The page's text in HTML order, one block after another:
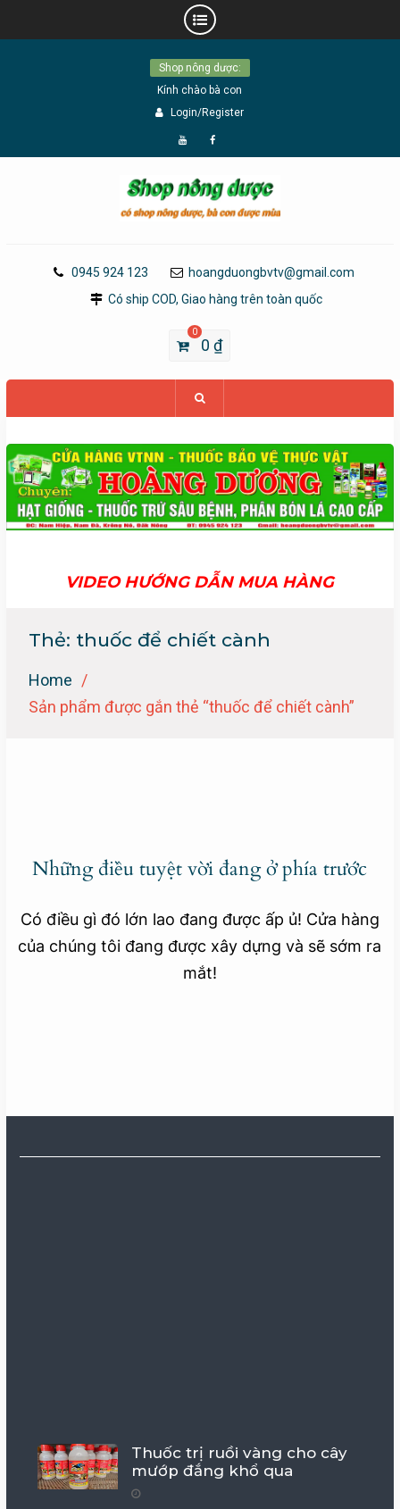
Shop nông dược:
Kính chào bà con
Login/Register
Đăng
YouTube
Page
0945 924 123
hoangduongbvtv@gmail.com
Có ship COD, Giao hàng trên toàn quốc
0
0₫
VIDEO HƯỚNG DẪN MUA HÀNG
Thẻ: thuốc để chiết cành
Home
Sản phẩm được gắn thẻ “thuốc để chiết cành”
Những điều tuyệt vời đang ở phía trước
Có điều gì đó lớn lao đang được ấp ủ! Cửa hàng
của chúng tôi đang được xây dựng và sẽ sớm ra
mắt!
Thuốc trị ruồi vàng cho cây
mướp đắng khổ qua